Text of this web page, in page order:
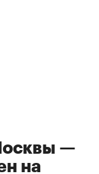
—
на